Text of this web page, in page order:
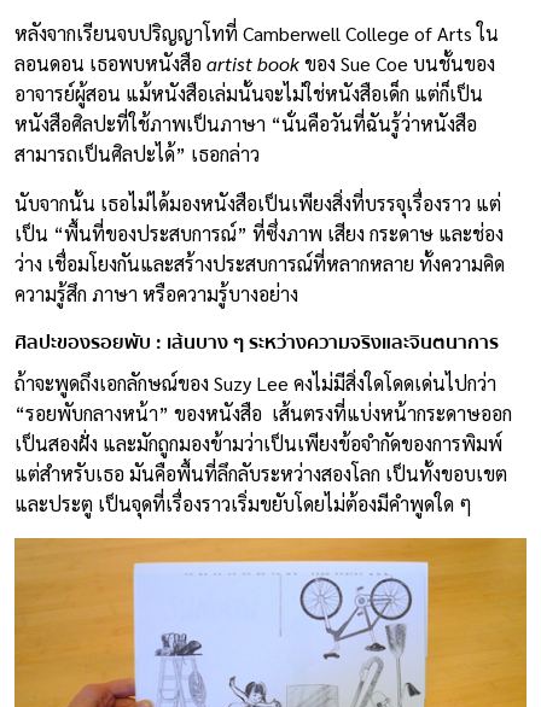
หลังจากเรียนจบปริญญาโทที่ Camberwell College of Arts ใน
ลอนดอน เธอพบหนังสือ artist bookของ Sue Coe บนชั้นของ
อาจารย์ผู้สอน แม้หนังสือเล่มนั้นจะไม่ใช่หนังสือเด็ก แต่ก็เป็น
หนังสือศิลปะที่ใช้ภาพเป็นภาษา “นั่นคือวันที่ฉันรู้ว่าหนังสือ
สามารถเป็นศิลปะได้” เธอกล่าว
นับจากนั้น เธอไม่ได้มองหนังสือเป็นเพียงสิ่งที่บรรจุเรื่องราว แต่
เป็น “พื้นที่ของประสบการณ์” ที่ซึ่งภาพ เสียง กระดาษ และช่อง
ว่าง เชื่อมโยงกันและสร้างประสบการณ์ที่หลากหลาย ทั้งความคิด
ความรู้สึก ภาษา หรือความรู้บางอย่าง
ศิลปะของรอยพับ : เส้นบาง ๆ ระหว่างความจริงและจินตนาการ
ถ้าจะพูดถึงเอกลักษณ์ของ Suzy Lee คงไม่มีสิ่งใดโดดเด่นไปกว่า
“รอยพับกลางหน้า” ของหนังสือ เส้นตรงที่แบ่งหน้ากระดาษออก
เป็นสองฝั่ง และมักถูกมองข้ามว่าเป็นเพียงข้อจำกัดของการพิมพ์
แต่สำหรับเธอ มันคือพื้นที่ลึกลับระหว่างสองโลก เป็นทั้งขอบเขต
และประตู เป็นจุดที่เรื่องราวเริ่มขยับโดยไม่ต้องมีคำพูดใด ๆ